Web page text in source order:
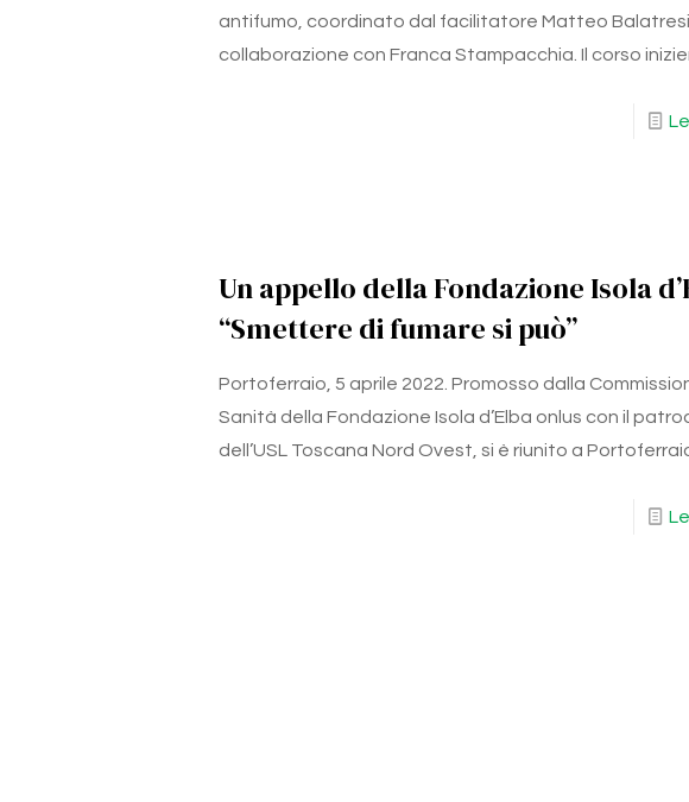
antifumo, coordinato dal facilitatore Matteo Balatresi
collaborazione con Franca Stampacchia. Il corso
Un appello della Fondazione Isola
“Smettere di fumare si può”
Portoferraio, 5 aprile 2022. Promosso dalla
Sanità della Fondazione Isola d’Elba onlus con il
dell’USL Toscana Nord Ovest, si è riunito a